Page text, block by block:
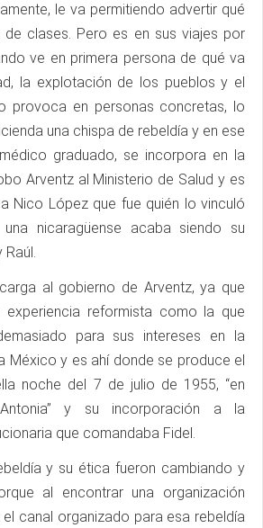
le va permitiendo advertir qué
clases. Pero es en sus viajes por
ve en primera persona de qué va
la explotación de los pueblos y el
provoca en personas concretas, lo
una chispa de rebeldía y en ese
graduado, se incorpora en la
Arventz al Ministerio de Salud y es
Nico López que fue quién lo vinculó
nicaragüense acaba siendo su
Raúl.
al gobierno de Arventz, ya que
experiencia reformista como la que
para sus intereses en la
México y es ahí donde se produce el
noche del 7 de julio de 1955, “en
y su incorporación a la
que comandaba Fidel.
y su ética fueron cambiando y
al encontrar una organización
el canal organizado para esa rebeldía